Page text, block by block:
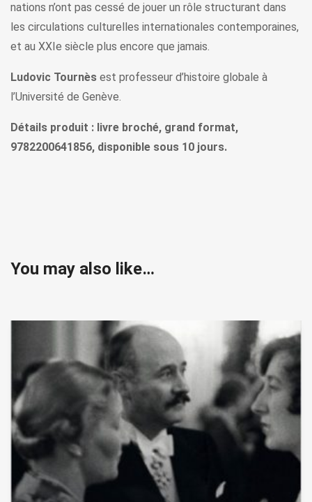
nations n’ont pas cessé de jouer un rôle structurant dans
les circulations culturelles internationales contemporaines,
et au XXIe siècle plus encore que jamais.
Ludovic Tournès est professeur d’histoire globale à
l’Université de Genève.
Détails produit : livre broché, grand format,
9782200641856, disponible sous 10 jours.
You may also like…